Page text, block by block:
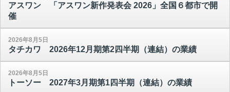
アスワン 「アスワン新作発表会 2026」全国６都市で開
催
2026年8月5日
タチカワ 2026年12月期第2四半期（連結）の業績
2026年8月5日
トーソー 2027年3月期第1四半期（連結）の業績